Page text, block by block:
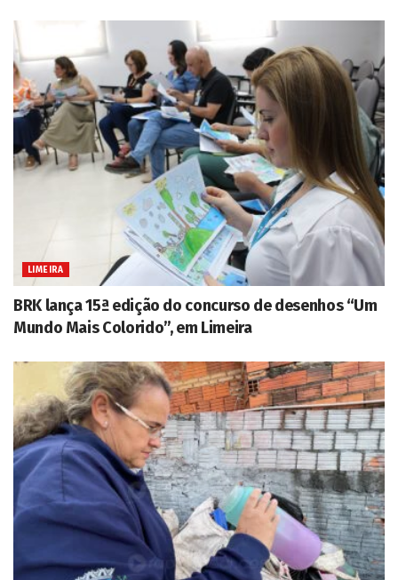
LIMEIRA
BRK lança 15ª edição do concurso de desenhos “Um
Mundo Mais Colorido”, em Limeira